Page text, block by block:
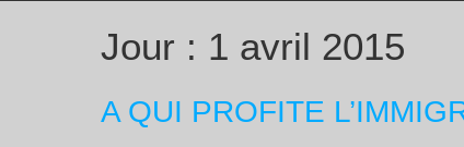
Jour : 1 avril 2015
A QUI PROFITE